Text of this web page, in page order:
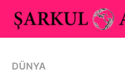
DÜNYA